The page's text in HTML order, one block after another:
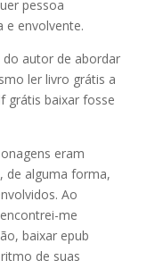
pessoa
e envolvente.
autor de abordar
ler livro grátis a
grátis baixar fosse
eram
de alguma forma,
Ao
me
baixar epub
de suas